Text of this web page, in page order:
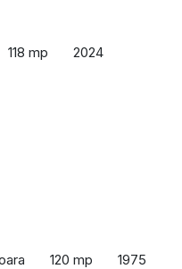
118 mp 2024
120 mp 1975